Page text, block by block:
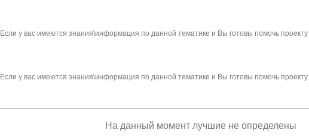
Если у вас имеются знания\информация по данной тематике и Вы готовы помочь проекту
Если у вас имеются знания\информация по данной тематике и Вы готовы помочь проекту
На данный момент лучшие не определены